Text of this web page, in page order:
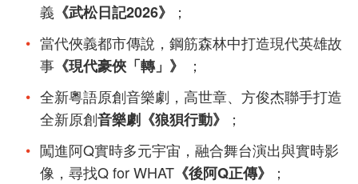
義 《武松日記2026》
；
當代俠義都市傳說，鋼筋森林中打造現代英雄故
事 《現代豪俠「轉」》
；
全新粵語原創音樂劇，高世章、方俊杰聯手打造
全新原創音樂劇《狼狽行動》
；
闖進阿Q實時多元宇宙，融合舞台演出與實時影
像，尋找Q for WHAT 《後阿Q正傳》
；